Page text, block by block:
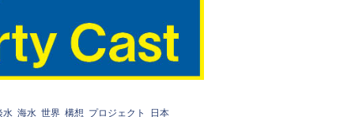
水 海水 世界 構想 プロジェクト 日本